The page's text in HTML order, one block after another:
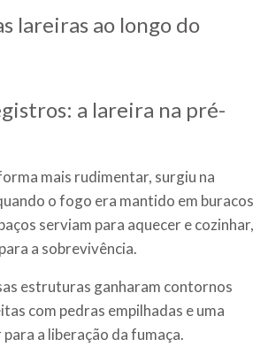
lareiras ao longo do
a lareira na pré-
mais rudimentar, surgiu na
o fogo era mantido em buracos
serviam para aquecer e cozinhar,
a sobrevivência.
estruturas ganharam contornos
com pedras empilhadas e uma
a liberação da fumaça.